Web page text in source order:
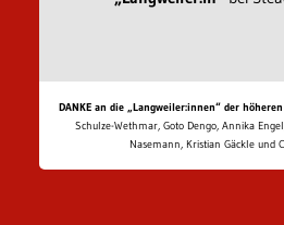
DANKE an die „Langweiler:innen“ der
Schulze-Wethmar, Goto Dengo, Annika
Nasemann, Kristian Gäckle und